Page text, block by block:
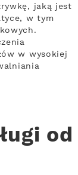
jaką jest
w tym
w wysokiej
od